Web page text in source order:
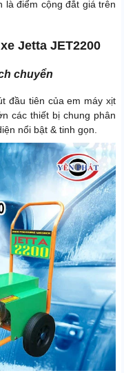
là điểm cộng đắt giá trên
Jetta JET2200
chuyển
đầu tiên của em máy xịt
các thiết bị chung phân
nổi bật & tinh gọn.